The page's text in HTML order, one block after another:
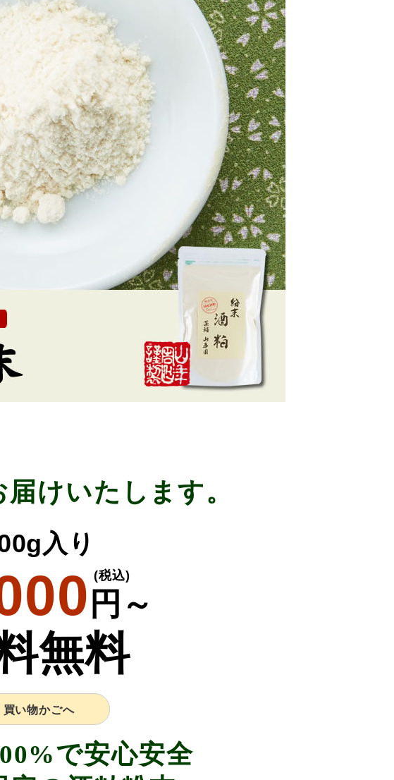
けいたします。
入り
円～
(税込)
無料
買い物かごへ
で安心安全